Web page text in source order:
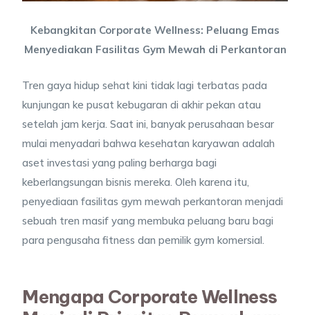
Kebangkitan Corporate Wellness: Peluang Emas
Menyediakan Fasilitas Gym Mewah di Perkantoran
Tren gaya hidup sehat kini tidak lagi terbatas pada
kunjungan ke pusat kebugaran di akhir pekan atau
setelah jam kerja. Saat ini, banyak perusahaan besar
mulai menyadari bahwa kesehatan karyawan adalah
aset investasi yang paling berharga bagi
keberlangsungan bisnis mereka. Oleh karena itu,
penyediaan fasilitas gym mewah perkantoran menjadi
sebuah tren masif yang membuka peluang baru bagi
para pengusaha fitness dan pemilik gym komersial.
Mengapa Corporate Wellness